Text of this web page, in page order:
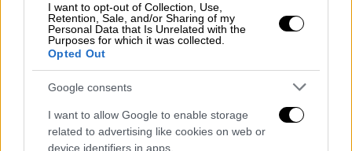
I want to opt-out of Collection, Use,
Retention, Sale, and/or Sharing of my
Personal Data that Is Unrelated with the
Purposes for which it was collected.
Opted Out
Google consents
I want to allow Google to enable storage
related to advertising like cookies on web or
device identifiers in apps.
σεισμός
Συμβούλιο της Επικρατείας